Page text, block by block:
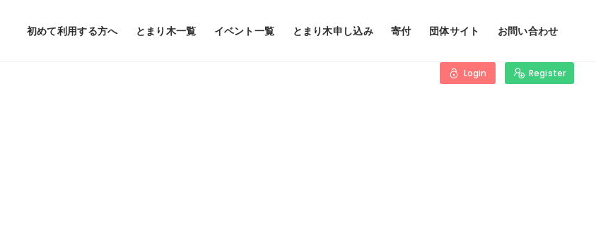
初めて利用する方へ とまり木一覧 イベント一覧 とまり木申し込み 寄付 団体サイト お問い合わせ
Login Register